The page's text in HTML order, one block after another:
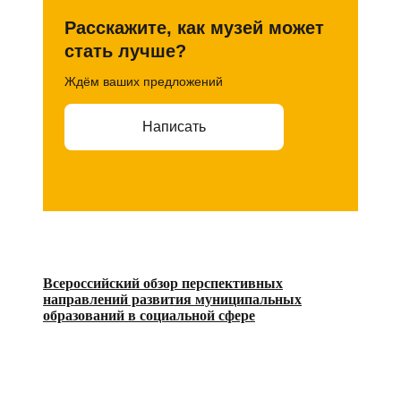
Расскажите, как музей может
стать лучше?
Ждём ваших предложений
Написать
Всероссийский обзор перспективных
направлений развития муниципальных
образований в социальной сфере